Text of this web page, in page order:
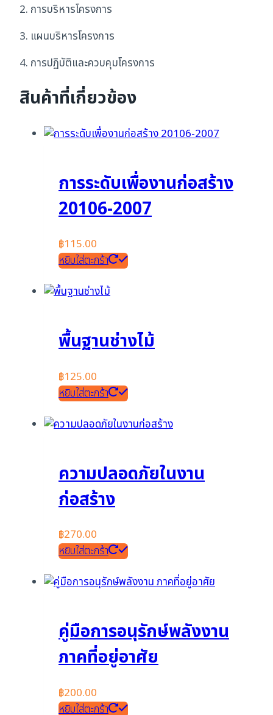
ผู้
บริหาร
2. การบริหารโครงการ
3. แผนบริหารโครงการ
4. การปฏิบัติและควบคุมโครงการ
สินค้าที่เกี่ยวข้อง
การระดับเพื่องานก่อสร้าง
20106-2007
฿115.00
หยิบใส่ตะกร้า
พื้นฐานช่างไม้
฿125.00
หยิบใส่ตะกร้า
ความปลอดภัยในงาน
ก่อสร้าง
฿270.00
หยิบใส่ตะกร้า
คู่มือการอนุรักษ์พลังงาน
ภาคที่อยู่อาศัย
฿200.00
หยิบใส่ตะกร้า